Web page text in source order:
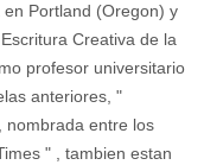
Portland (Oregon) y
Creativa de la
profesor universitario
anteriores, "
nombrada entre los
" , tambien estan